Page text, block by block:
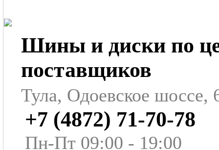
Шины и диски по
поставщиков
Тула, Одоевское шоссе,
+7 (4872) 71-70-78
Пн-Пт 09:00 - 19:00